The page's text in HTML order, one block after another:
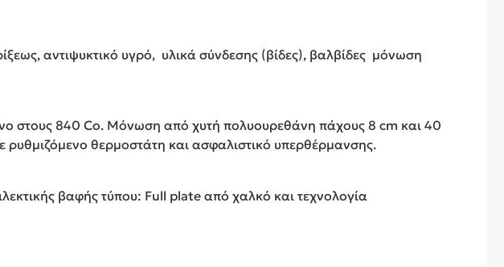
αντιψυκτικό υγρό, υλικά σύνδεσης (βίδες), βαλβίδες μόνωση
στους 840 Co. Μόνωση από χυτή πολυουρεθάνη πάχους 8 cm και 40
θερμοστάτη και ασφαλιστικό υπερθέρμανσης.
βαφής τύπου: Full plate από χαλκό και τεχνολογία